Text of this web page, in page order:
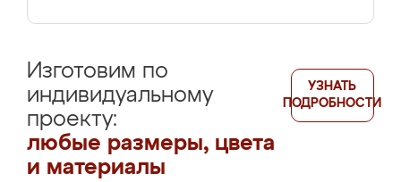
Изготовим по
индивидуальному
проекту:
любые размеры, цвета
и материалы
УЗНАТЬ
ПОДРОБНОСТИ